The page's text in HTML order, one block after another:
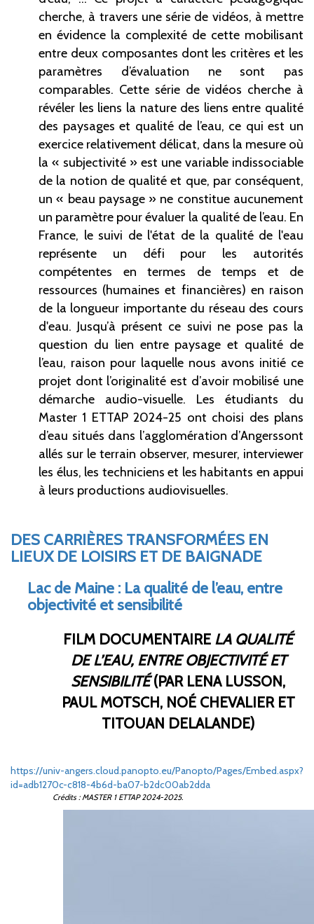
cherche, à travers une série de vidéos, à mettre
en évidence la complexité de cette mobilisant
entre deux composantes dont les critères et les
paramètres d’évaluation ne sont pas
comparables. Cette série de vidéos cherche à
révéler les liens la nature des liens entre qualité
des paysages et qualité de l’eau, ce qui est un
exercice relativement délicat, dans la mesure où
la « subjectivité » est une variable indissociable
de la notion de qualité et que, par conséquent,
un « beau paysage » ne constitue aucunement
un paramètre pour évaluer la qualité de l’eau. En
France, le suivi de l'état de la qualité de l'eau
représente un défi pour les autorités
compétentes en termes de temps et de
ressources (humaines et financières) en raison
de la longueur importante du réseau des cours
d'eau. Jusqu’à présent ce suivi ne pose pas la
question du lien entre paysage et qualité de
l’eau, raison pour laquelle nous avons initié ce
projet dont l’originalité est d’avoir mobilisé une
démarche audio-visuelle. Les étudiants du
Master 1 ETTAP 2024-25 ont choisi des plans
d’eau situés dans l’agglomération d’Angerssont
allés sur le terrain observer, mesurer, interviewer
les élus, les techniciens et les habitants en appui
à leurs productions audiovisuelles.
DES CARRIÈRES TRANSFORMÉES EN
LIEUX DE LOISIRS ET DE BAIGNADE
Lac de Maine : La qualité de l’eau, entre
objectivité et sensibilité
FILM DOCUMENTAIRE LA QUALITÉ
DE L’EAU, ENTRE OBJECTIVITÉ ET
SENSIBILITÉ(PAR LENA LUSSON,
PAUL MOTSCH, NOÉ CHEVALIER ET
TITOUAN DELALANDE)
https://univ-angers.cloud.panopto.eu/Panopto/Pages/Embed.aspx?
id=adb1270c-c818-4b6d-ba07-b2dc00ab2dda
Crédits : MASTER 1 ETTAP 2024-2025.